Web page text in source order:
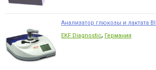
Анализатор глюкозы и лактата
EKF Diagnostic, Германия